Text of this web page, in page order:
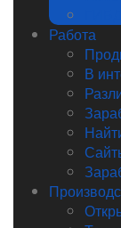
Работа
В